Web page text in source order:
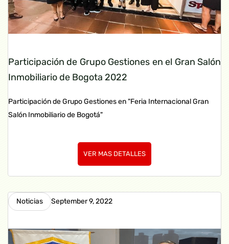
Participación de Grupo Gestiones en el Gran Salón
Inmobiliario de Bogota 2022
Participación de Grupo Gestiones en "Feria Internacional Gran
Salón Inmobiliario de Bogotá"
VER MAS DETALLES
Noticias September 9, 2022